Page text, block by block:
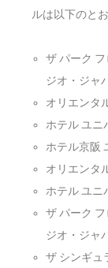
ルは以下のと
ザ パーク
ジオ・ジャ
オリエンタ
ホテル ユニ
ホテル京阪
オリエンタ
ホテル ユニ
ザ パーク
ジオ・ジャ
ザ シンギュ